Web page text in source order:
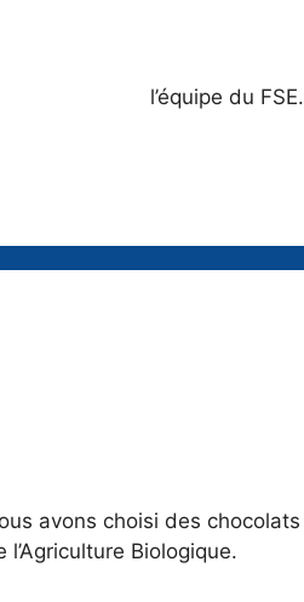
l’équipe du FSE.
avons choisi des chocolats
Biologique.